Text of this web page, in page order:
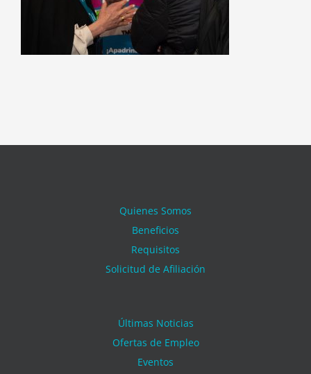
Quienes Somos
Beneficios
Requisitos
Solicitud de Afiliación
Últimas Noticias
Ofertas de Empleo
Eventos